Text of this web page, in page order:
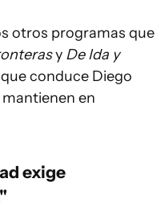
otros programas que
y De Ida y
conduce Diego
mantienen en
exige